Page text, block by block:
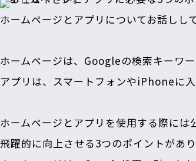
ホームページとアプリについてお話しし
ホームページは、Googleの検索キーワ
アプリは、スマートフォンやiPhoneに
ホームページとアプリを使用する際には
飛躍的に向上させる3つのポイントがあり